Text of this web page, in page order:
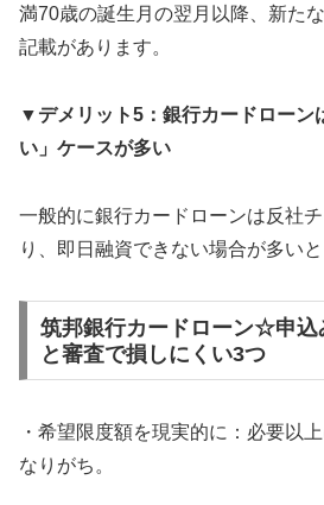
満70歳の誕生月の翌月以降、新た
記載があります。
▼デメリット5：銀行カードローン
い」ケースが多い
一般的に銀行カードローンは反社
り、即日融資できない場合が多いと
筑邦銀行カードローン☆申込
と審査で損しにくい3つ
・希望限度額を現実的に：必要以
なりがち。